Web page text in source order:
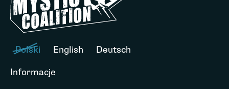
Polski English
Deutsch
Informacje